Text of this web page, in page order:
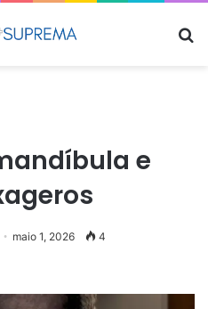
e
maio 1, 2026 4